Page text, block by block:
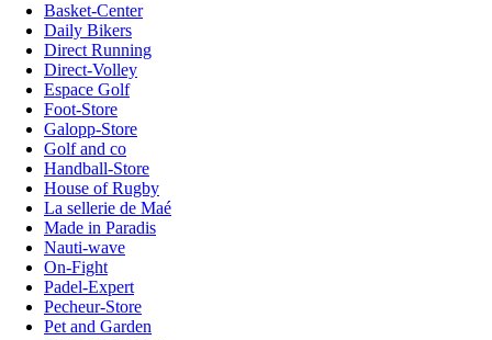
Basket-Center
Daily Bikers
Direct Running
Direct-Volley
Espace Golf
Foot-Store
Galopp-Store
Golf and co
Handball-Store
House of Rugby
La sellerie de Maé
Made in Paradis
Nauti-wave
On-Fight
Padel-Expert
Pecheur-Store
Pet and Garden